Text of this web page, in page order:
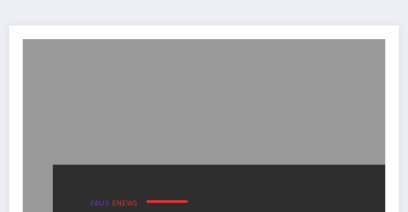
EBUS ENEWS